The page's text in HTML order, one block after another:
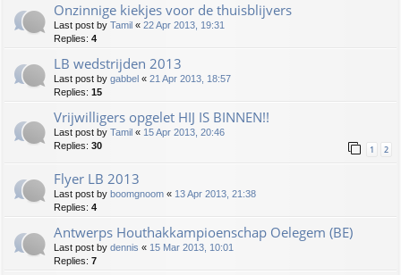
Onzinnige kiekjes voor de thuisblijvers
Last post by Tamil « 22 Apr 2013, 19:31
Replies: 4
LB wedstrijden 2013
Last post by gabbel « 21 Apr 2013, 18:57
Replies: 15
Vrijwilligers opgelet HIJ IS BINNEN!!
Last post by Tamil « 15 Apr 2013, 20:46
Replies: 30 1 2
Flyer LB 2013
Last post by boomgnoom « 13 Apr 2013, 21:38
Replies: 4
Antwerps Houthakkampioenschap Oelegem (BE)
Last post by dennis « 15 Mar 2013, 10:01
Replies: 7